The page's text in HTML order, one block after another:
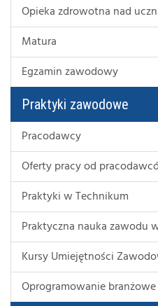
Opieka zdrowotna nad
Matura
Egzamin zawodowy
Praktyki zawodowe
Pracodawcy
Oferty pracy od
Praktyki w Technikum
Praktyczna nauka zawodu
Kursy Umiejętności
Oprogramowanie branżowe